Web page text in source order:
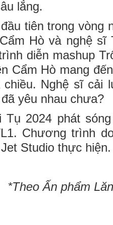
lắng.
tiên trong vòng
Hò và nghệ sĩ
diễn mashup
Cẩm Hò mang
Nghệ sĩ cải
yêu nhau chưa?
Tụ 2024 phát
Chương trình
Studio thực hiện.
*Theo Ấn phẩm